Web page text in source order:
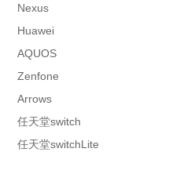
Nexus
Huawei
AQUOS
Zenfone
Arrows
任天堂switch
任天堂switchLite